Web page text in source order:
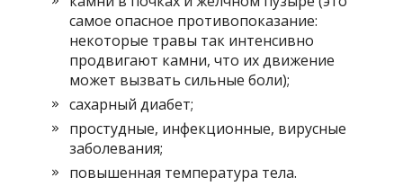
самое опасное противопоказание:
некоторые травы так интенсивно
продвигают камни, что их движение
может вызвать сильные боли);
сахарный диабет;
простудные, инфекционные, вирусные
заболевания;
повышенная температура тела.